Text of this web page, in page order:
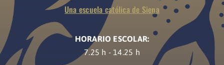
Una escuela católica de Siena
HORARIO ESCOLAR:
7.25 h - 14.25 h